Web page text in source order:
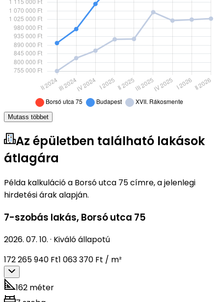
Mutass többet
Az épületben található lakások
átlagára
Példa kalkuláció a Borsó utca 75 címre, a jelenlegi
hirdetési árak alapján.
7-szobás lakás, Borsó utca 75
2026. 07. 10. · Kiváló állapotú
172 265 940 Ft1 063 370 Ft / m²
162 méter